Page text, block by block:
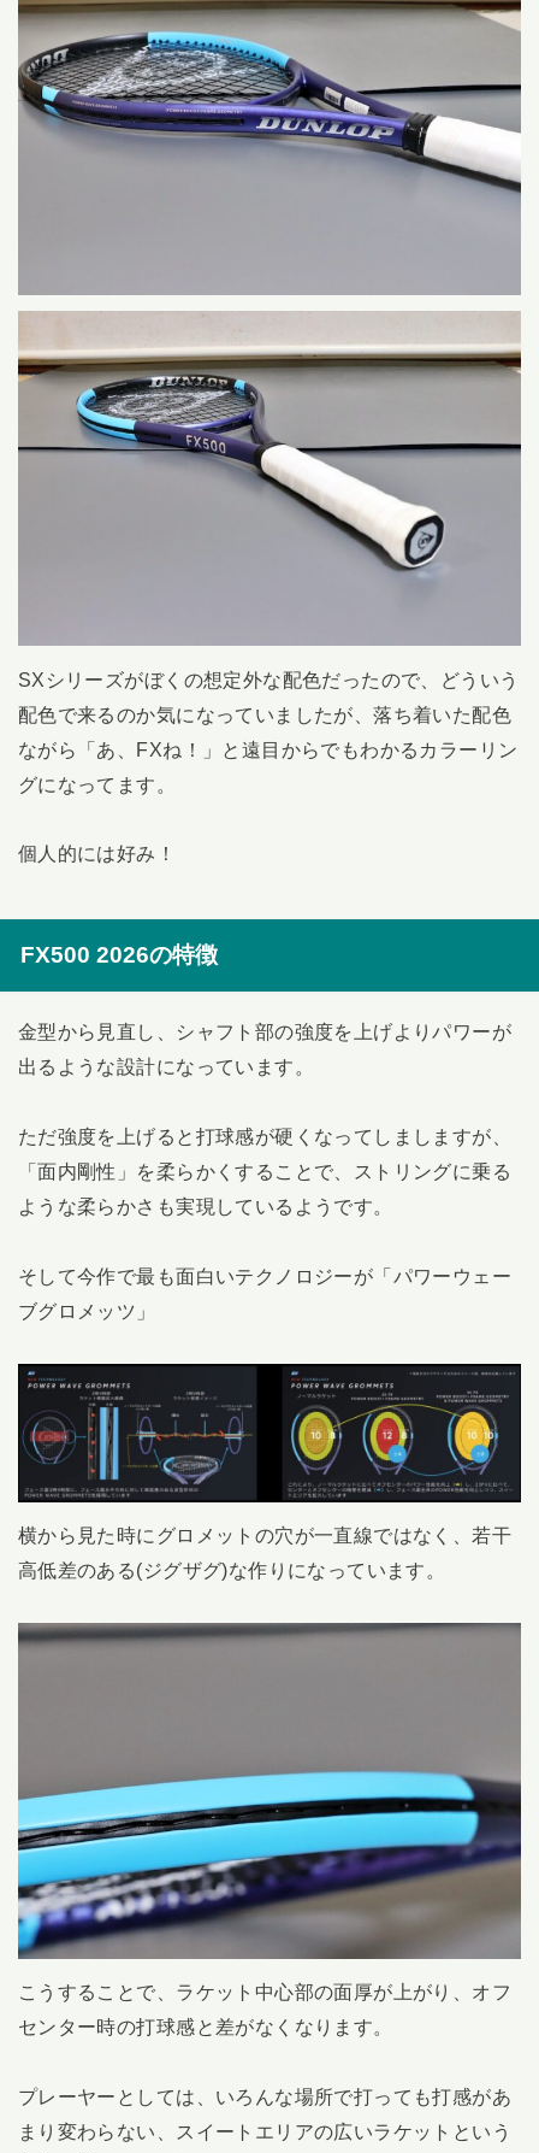
SXシリーズがぼくの想定外な配色だったので、どういう
配色で来るのか気になっていましたが、落ち着いた配色
ながら「あ、FXね！」と遠目からでもわかるカラーリン
グになってます。
個人的には好み！
FX500 2026の特徴
金型から見直し、シャフト部の強度を上げよりパワーが
出るような設計になっています。
ただ強度を上げると打球感が硬くなってしましますが、
「面内剛性」を柔らかくすることで、ストリングに乗る
ような柔らかさも実現しているようです。
そして今作で最も面白いテクノロジーが「パワーウェー
ブグロメッツ」
横から見た時にグロメットの穴が一直線ではなく、若干
高低差のある(ジグザグ)な作りになっています。
こうすることで、ラケット中心部の面厚が上がり、オフ
センター時の打球感と差がなくなります。
プレーヤーとしては、いろんな場所で打っても打感があ
まり変わらない、スイートエリアの広いラケットという